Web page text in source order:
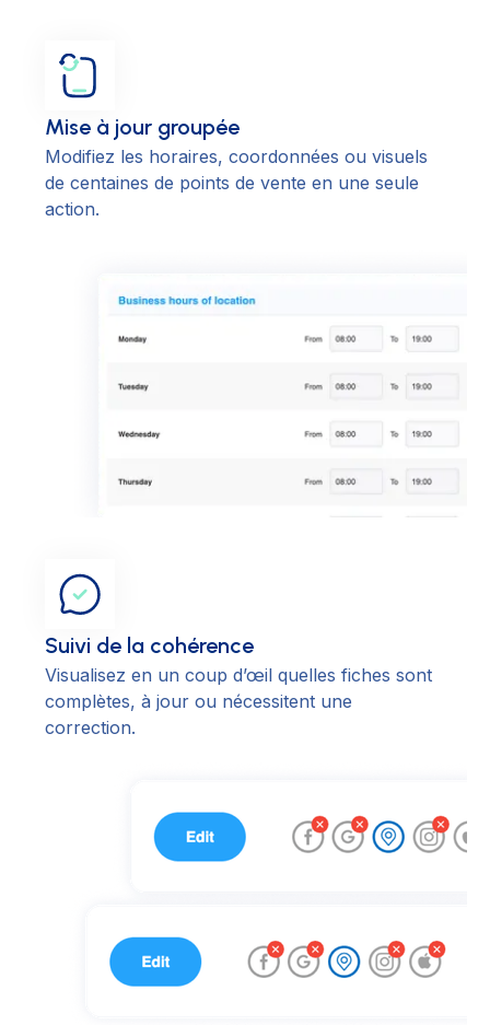
Mise à jour groupée
Modifiez les horaires, coordonnées ou visuels
de centaines de points de vente en une seule
action.
Suivi de la cohérence
Visualisez en un coup d’œil quelles fiches sont
complètes, à jour ou nécessitent une
correction.